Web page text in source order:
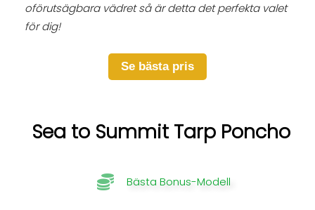
oförutsägbara vädret så är detta det perfekta valet
för dig!
Se bästa pris
Sea to Summit Tarp Poncho
Bästa Bonus-Modell